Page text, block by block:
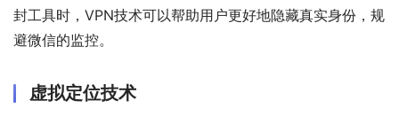
封工具时，VPN技术可以帮助用户更好地隐藏真实身份，规
避微信的监控。
虚拟定位技术